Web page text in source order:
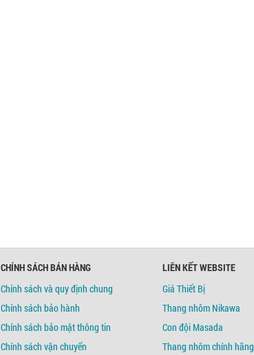
CHÍNH SÁCH BÁN HÀNG
Chính sách và quy định chung
Chính sách bảo hành
Chính sách bảo mật thông tin
Chính sách vận chuyển
LIÊN KẾT WEBSITE
Giá Thiết Bị
Thang nhôm Nikawa
Con đội Masada
Thang nhôm chính hãng